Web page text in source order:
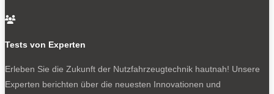

Tests von Experten
Erleben Sie die Zukunft der Nutzfahrzeugtechnik hautnah! Unsere
Experten berichten über die neuesten Innovationen und